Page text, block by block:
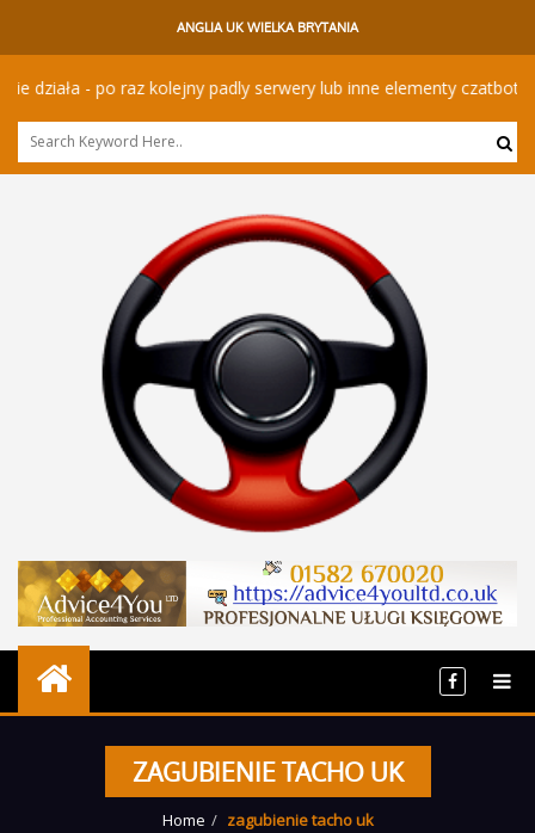
ANGLIA UK WIELKA BRYTANIA
- po raz kolejny padly serwery lub inne elementy czatbota
ZAGUBIENIE TACHO UK
Home zagubienie tacho uk